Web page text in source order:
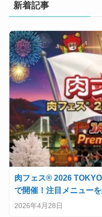
新着記事
肉フェス® 2026
で開催！注目メニュー
2026年4月28日